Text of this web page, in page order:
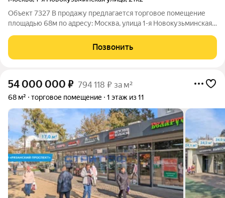
Объект 7327 В продажу предлагается торговое помещение
площадью 68м по адресу: Москва, улица 1-я Новокузьминская
транспортная доступность: от станции метро «Рязанский
Позвонить
54 000 000 ₽ 794 118 ₽ за м²
68 м² торговое помещение 1 этаж из 11